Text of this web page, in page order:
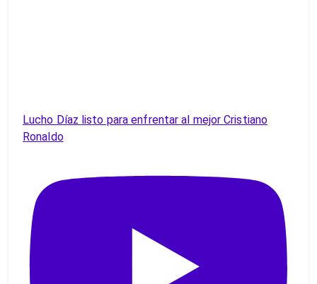
Lucho Díaz listo para enfrentar al mejor Cristiano
Ronaldo